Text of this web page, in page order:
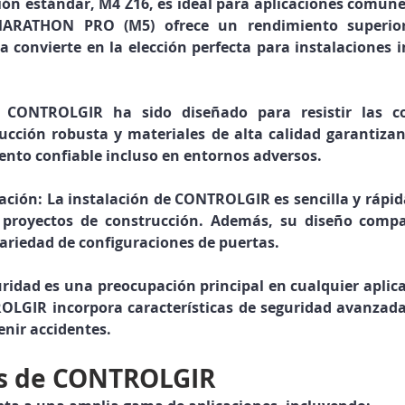
PRO (M5) ofrece un rendimiento
convierte en la elección perfecta para instalaciones
ha sido diseñado para resistir las
robusta y materiales de alta calidad
confiable incluso en entornos adversos.
La instalación de CONTROLGIR es sencilla y
de construcción. Además, su diseño
de configuraciones de puertas.
es una preocupación principal en cualquier
incorpora características de seguridad
accidentes.
CONTROLGIR